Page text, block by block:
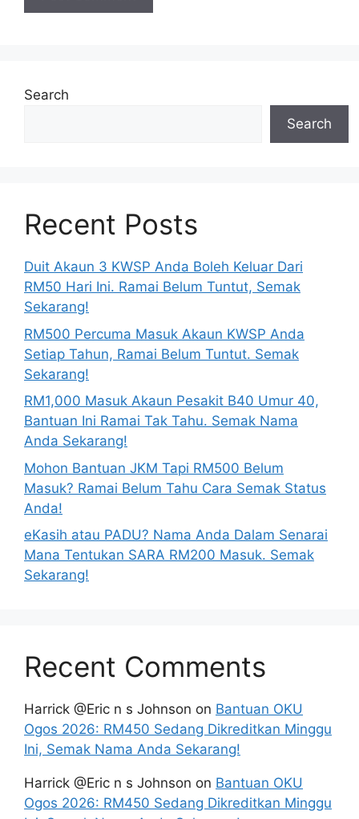
Search
Search
Recent Posts
Duit Akaun 3 KWSP Anda Boleh Keluar Dari
RM50 Hari Ini. Ramai Belum Tuntut, Semak
Sekarang!
RM500 Percuma Masuk Akaun KWSP Anda
Setiap Tahun, Ramai Belum Tuntut. Semak
Sekarang!
RM1,000 Masuk Akaun Pesakit B40 Umur 40,
Bantuan Ini Ramai Tak Tahu. Semak Nama
Anda Sekarang!
Mohon Bantuan JKM Tapi RM500 Belum
Masuk? Ramai Belum Tahu Cara Semak Status
Anda!
eKasih atau PADU? Nama Anda Dalam Senarai
Mana Tentukan SARA RM200 Masuk. Semak
Sekarang!
Recent Comments
Harrick @Eric n s Johnson on Bantuan OKU
Ogos 2026: RM450 Sedang Dikreditkan Minggu
Ini, Semak Nama Anda Sekarang!
Harrick @Eric n s Johnson on Bantuan OKU
Ogos 2026: RM450 Sedang Dikreditkan Minggu